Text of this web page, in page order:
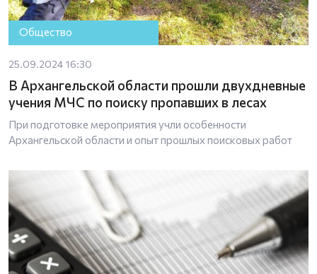
Общество
25.09.2024 16:30
В Архангельской области прошли двухдневные
учения МЧС по поиску пропавших в лесах
При подготовке мероприятия учли особенности
Архангельской области и опыт прошлых поисковых работ